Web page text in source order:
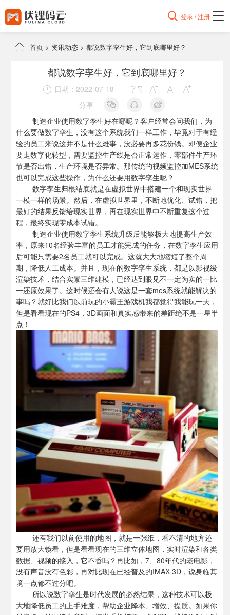
 登录 / 注册
 首页 > 资讯动态 > 都说数字孪生好，它到底哪里好？
都说数字孪生好，它到底哪里好？
 日期：2022-07-18 字号   
分享
制造企业使用数字孪生好在哪呢？客户经常会问我们，为
什么要做数字孪生，没有这个系统我们一样工作，毕竟对于有经
验的员工来说这并不是什么难事，没必要再多花份钱。即便企业
要走数字化转型，需要监控生产线是否正常运作，零部件生产环
节是否出错，生产环境是否异常。那传统的视频监控加MES系统
也可以完成这些操作，为什么还要用数字孪生呢？
数字孪生归根结底就是在虚拟世界中搭建一个和现实世界
一模一样的场景。然后，在虚拟世界里，不断地优化、试错，把
最好的结果反馈给现实世界，再在现实世界中不断重复这个过
程，最终实现零成本试错。
制造企业使用数字孪生系统升级后能够极大地提高生产效
率，原来10名经验丰富的员工才能完成的任务，在数字孪生应用
后可能只需要2名员工就可以完成。这就大大地缩短了整个周
期，降低人工成本。并且，现在的数字孪生系统，都是以影视级
渲染技术，结合实景三维建模，已经达到眼见不一定为实的一比
一还原效果了。这时候还会有人说这是一套mes系统就能解决的
事吗？就好比我们以前玩的小霸王游戏机我都觉得我能玩一天，
但是看看现在的PS4，3D画面和真实感带来的差距绝不是一星半
点！
还有我们以前使用的地图，就是一张纸，看不清的地方还
要用放大镜看，但是看看现在的三维立体地图，实时渲染和各类
数据、视频的接入，它不香吗？再比如，7、80年代的老电影，
没有声音没有色彩，再对比现在已经普及的IMAX 3D，说身临其
境一点都不过分吧。
所以说数字孪生是时代发展的必然结果，这种技术可以极
大地降低员工的上手难度，帮助企业降本、增效、提质。如果你